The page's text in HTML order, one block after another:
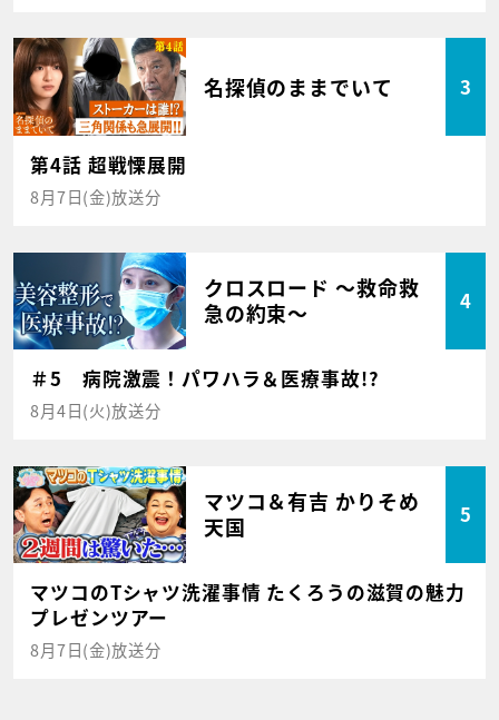
名探偵のままでいて 3
第4話 超戦慄展開
8月7日(金)放送分
クロスロード ～救命救
急の約束～
4
＃5 病院激震！パワハラ＆医療事故!?
8月4日(火)放送分
マツコ＆有吉 かりそめ
天国
5
マツコのTシャツ洗濯事情 たくろうの滋賀の魅力
プレゼンツアー
8月7日(金)放送分